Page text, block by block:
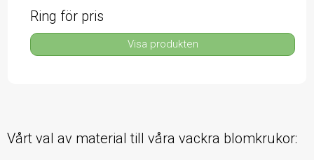
Ring för pris
Visa produkten
Vårt val av material till våra vackra blomkrukor: